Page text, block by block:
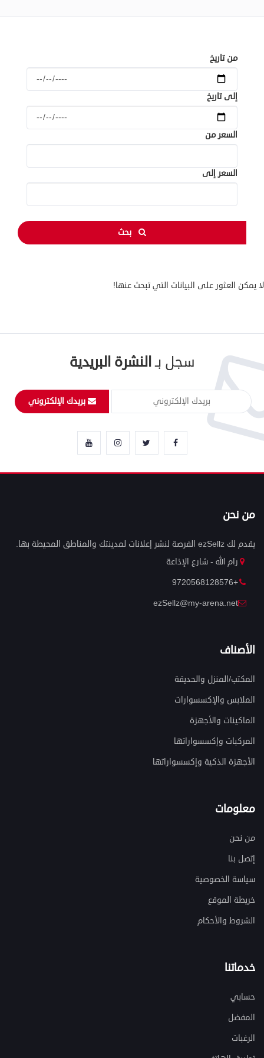
والعطاءات
من تاريخ
إلى تاريخ
السعر من
السعر إلى
لا يمكن العثور على البيانات التي تبحث عنها!
سجل بـالنشرة البريدية
بريدك الإلكتروني
من نحن
يقدم لك ezSellz الفرصة لنشر إعلانات لمدينتك والمناطق المحيطة بها.
رام الله - شارع الإذاعة
+9720568128576
ezSellz@my-arena.net
الأصناف
المكتب/المنزل والحديقة
الملابس والإكسسوارات
الماكينات والأجهزة
المركبات وإكسسواراتها
الأجهزة الذكية وإكسسواراتها
معلومات
من نحن
إتصل بنا
سياسة الخصوصية
خريطة الموقع
الشروط والأحكام
خدماتنا
حسابي
المفضل
الرغبات